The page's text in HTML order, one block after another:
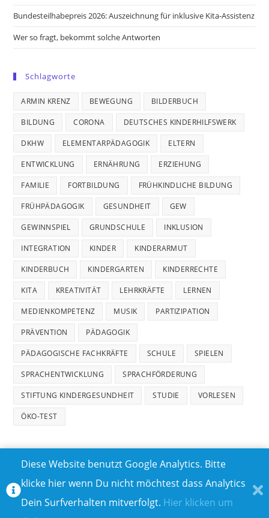
Bundesteilhabepreis 2026: Auszeichnung für inklusive Kita-Assistenz
Wer so fragt, bekommt solche Antworten
Schlagworte
ARMIN KRENZ BEWEGUNG BILDERBUCH
BILDUNG CORONA DEUTSCHES KINDERHILFSWERK
DKHW ELEMENTARPÄDAGOGIK ELTERN
ENTWICKLUNG ERNÄHRUNG ERZIEHUNG
FAMILIE FORTBILDUNG FRÜHKINDLICHE BILDUNG
FRÜHPÄDAGOGIK GESUNDHEIT GEW
GEWINNSPIEL GRUNDSCHULE INKLUSION
INTEGRATION KINDER KINDERARMUT
KINDERBUCH KINDERGARTEN KINDERRECHTE
KITA KREATIVITÄT LEHRKRÄFTE LERNEN
MEDIENKOMPETENZ MUSIK PARTIZIPATION
PRÄVENTION PÄDAGOGIK
PÄDAGOGISCHE FACHKRÄFTE SCHULE SPIELEN
SPRACHENTWICKLUNG SPRACHFÖRDERUNG
STIFTUNG KINDERGESUNDHEIT STUDIE VORLESEN
ÖKO-TEST
TEILNAHMEBEDINGUNGEN FÜR GEWINNSPIELE
IMPRESSUM
Diese Website benutzt Google Analytics. Bitte
klicke hier wenn Du nicht möchtest dass Analytics
Dein Surfverhalten mitverfolgt. Hier klicken um